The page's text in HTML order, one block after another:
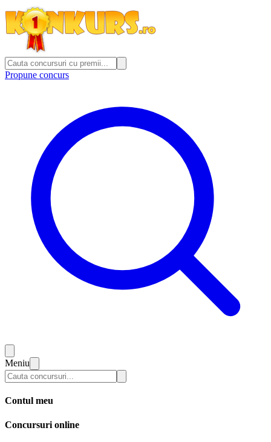
Propune concurs
Meniu
Contul meu
Concursuri online